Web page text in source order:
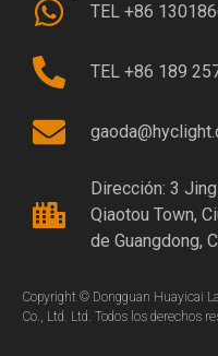
TEL +86
TEL +86 189
Dirección: 3
Qiaotou Town,
de Guangdong,
Copyright © Dongguan Huayicai
Co., Ltd. Ltd. Todos los derechos